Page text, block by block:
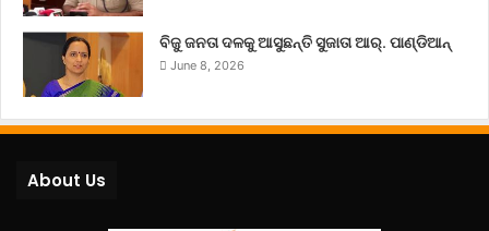
ବିଜୁ ଜନତା ଦଳକୁ ଆସୁଛନ୍ତି ସୁଜାତା ଆର୍‌. ପାଣ୍ଡିଆନ୍
June 8, 2026
About Us